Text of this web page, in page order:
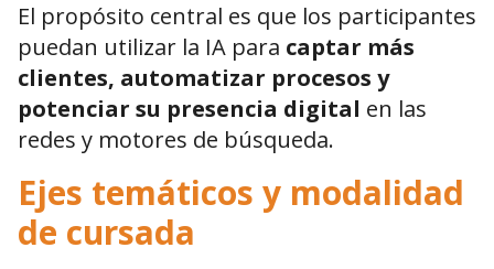
El propósito central es que los participantes
puedan utilizar la IA para captar más
clientes, automatizar procesos y
potenciar su presencia digital en las
redes y motores de búsqueda.
Ejes temáticos y modalidad
de cursada